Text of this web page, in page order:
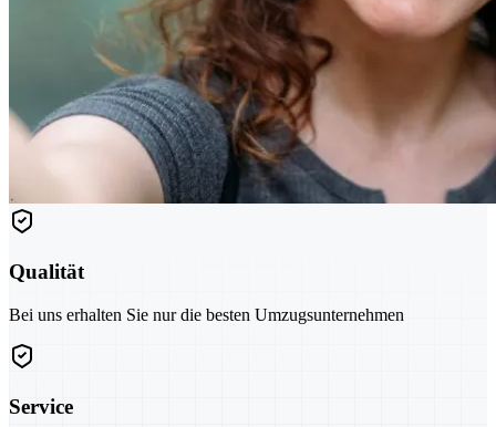
Qualität
Bei uns erhalten Sie nur die besten Umzugsunternehmen
Service